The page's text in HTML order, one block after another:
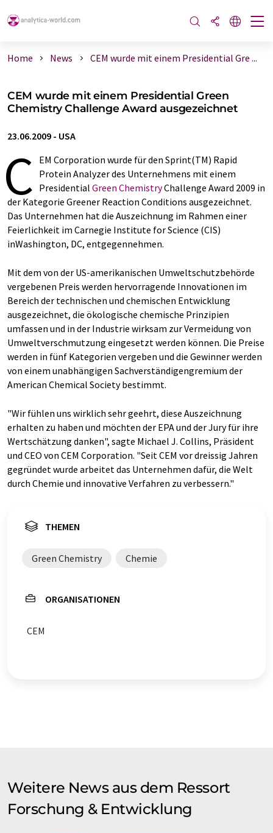
Home News CEM wurde mit einem Presidential Gre ...
CEM wurde mit einem Presidential Green
Chemistry Challenge Award ausgezeichnet
23.06.2009 - USA
C EM Corporation wurde für den Sprint(TM) Rapid
Protein Analyzer des Unternehmens mit einem
Presidential Green ChemistryChallenge Award 2009 in
der Kategorie Greener Reaction Conditions ausgezeichnet.
Das Unternehmen hat die Auszeichnung im Rahmen einer
Feierlichkeit im Carnegie Institute for Science (CIS)
inWashington, DC, entgegennehmen.
Mit dem von der US-amerikanischen Umweltschutzbehörde
vergebenen Preis werden hervorragende Innovationen im
Bereich der technischen und chemischen Entwicklung
ausgezeichnet, die ökologische chemische Prinzipien
umfassen und in der Industrie wirksam zur Vermeidung von
Umweltverschmutzung eingesetzt werden können. Die Preise
werden in fünf Kategorien vergeben und die Gewinner werden
von einem unabhängigen Sachverständigengremium der
American Chemical Society bestimmt.
"Wir fühlen uns wirklich sehr geehrt, diese Auszeichnung
erhalten zu haben und möchten der EPA und der Jury für ihre
Wertschätzung danken", sagte Michael J. Collins, Präsident
und CEO von CEM Corporation. "Seit CEM vor dreissig Jahren
gegründet wurde arbeitet das Unternehmen dafür, die Welt
durch Chemie und innovative Verfahren zu verbessern."
THEMEN
Green Chemistry Chemie
ORGANISATIONEN
CEM
Weitere News aus dem Ressort
Forschung & Entwicklung